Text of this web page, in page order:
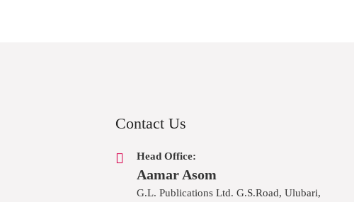
Contact Us
Head Office:
Aamar Asom
G.L. Publications Ltd. G.S.Road, Ulubari,